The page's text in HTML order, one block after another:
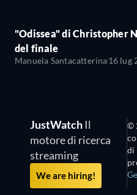
"Odissea" di Christopher
del finale
Manuela Santacatterina16 lug
JustWatch Il
motore di ricerca
streaming
We are hiring!
©
di